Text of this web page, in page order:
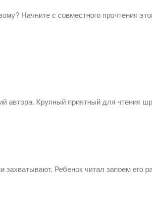
Начните с совместного прочтения
автора. Крупный приятный для чтения
Ребенок читал запоем его